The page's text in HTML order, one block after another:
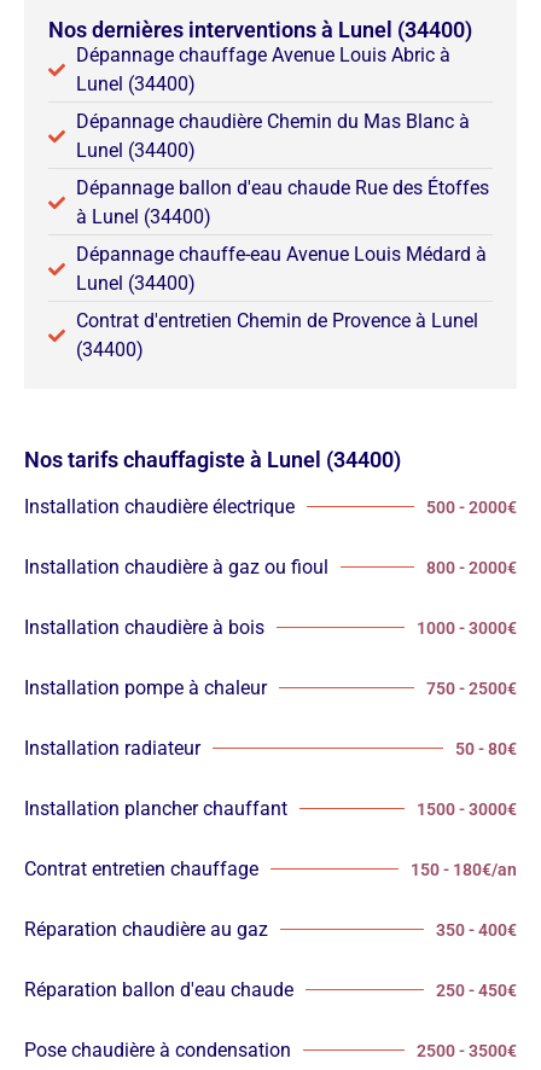
Nos dernières interventions à Lunel (34400)
Dépannage chauffage Avenue Louis Abric à
Lunel (34400)
Dépannage chaudière Chemin du Mas Blanc à
Lunel (34400)
Dépannage ballon d'eau chaude Rue des Étoffes
à Lunel (34400)
Dépannage chauffe-eau Avenue Louis Médard à
Lunel (34400)
Contrat d'entretien Chemin de Provence à Lunel
(34400)
Nos tarifs chauffagiste à Lunel (34400)
Installation chaudière électrique 500 - 2000€
Installation chaudière à gaz ou fioul 800 - 2000€
Installation chaudière à bois 1000 - 3000€
Installation pompe à chaleur 750 - 2500€
Installation radiateur 50 - 80€
Installation plancher chauffant 1500 - 3000€
Contrat entretien chauffage 150 - 180€/an
Réparation chaudière au gaz 350 - 400€
Réparation ballon d'eau chaude 250 - 450€
Pose chaudière à condensation 2500 - 3500€